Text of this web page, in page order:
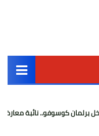
مصر نائبة معارضة تهاجم